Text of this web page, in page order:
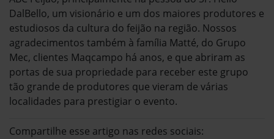
DalBello, um visionário e um dos maiores produtores e
estudiosos da cultura do feijão na região. Nossos
agradecimentos também à família Matté, do Grupo
Mec, clientes Maqcampo há anos, e que abriram as
portas de sua propriedade para receber este grupo
tão grande de produtores que vieram de várias
localidades para prestigiar o evento.
Compartilhe esse artigo nas redes sociais: